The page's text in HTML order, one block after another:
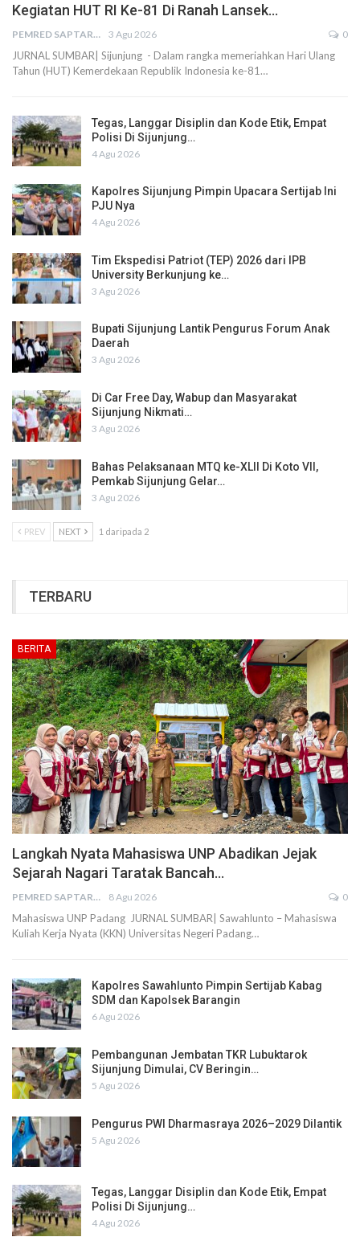
Kegiatan HUT RI Ke-81 Di Ranah Lansek…
PEMRED SAPTARIUS 3 Agu 2026 0
JURNAL SUMBAR| Sijunjung - Dalam rangka memeriahkan Hari Ulang
Tahun (HUT) Kemerdekaan Republik Indonesia ke-81…
Tegas, Langgar Disiplin dan Kode Etik, Empat
Polisi Di Sijunjung…
4 Agu 2026
Kapolres Sijunjung Pimpin Upacara Sertijab Ini
PJU Nya
4 Agu 2026
Tim Ekspedisi Patriot (TEP) 2026 dari IPB
University Berkunjung ke…
3 Agu 2026
Bupati Sijunjung Lantik Pengurus Forum Anak
Daerah
3 Agu 2026
Di Car Free Day, Wabup dan Masyarakat
Sijunjung Nikmati…
3 Agu 2026
Bahas Pelaksanaan MTQ ke-XLII Di Koto VII,
Pemkab Sijunjung Gelar…
3 Agu 2026
PREV NEXT 1 daripada 2
TERBARU
BERITA
Langkah Nyata Mahasiswa UNP Abadikan Jejak
Sejarah Nagari Taratak Bancah…
PEMRED SAPTARIUS 8 Agu 2026 0
Mahasiswa UNP Padang JURNAL SUMBAR| Sawahlunto – Mahasiswa
Kuliah Kerja Nyata (KKN) Universitas Negeri Padang…
Kapolres Sawahlunto Pimpin Sertijab Kabag
SDM dan Kapolsek Barangin
6 Agu 2026
Pembangunan Jembatan TKR Lubuktarok
Sijunjung Dimulai, CV Beringin…
5 Agu 2026
Pengurus PWI Dharmasraya 2026–2029 Dilantik
5 Agu 2026
Tegas, Langgar Disiplin dan Kode Etik, Empat
Polisi Di Sijunjung…
4 Agu 2026